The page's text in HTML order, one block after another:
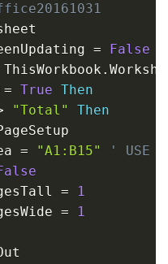
=
False
ThisWorkbook .
= True Then
"Total"
Then
= "A1:B15"
' USE
=
1
=
1